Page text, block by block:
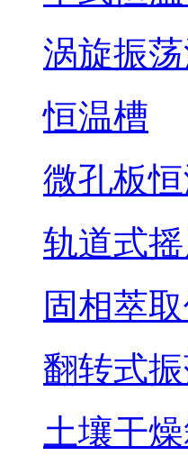
涡旋振
恒温槽
微孔板
轨道式
固相萃
翻转式
土壤干